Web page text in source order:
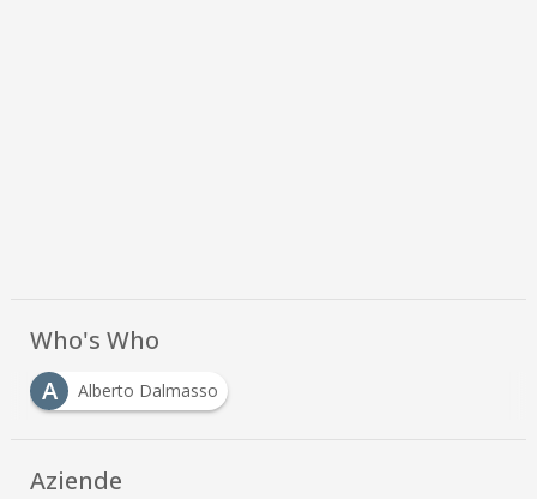
Who's Who
A
Alberto Dalmasso
Aziende